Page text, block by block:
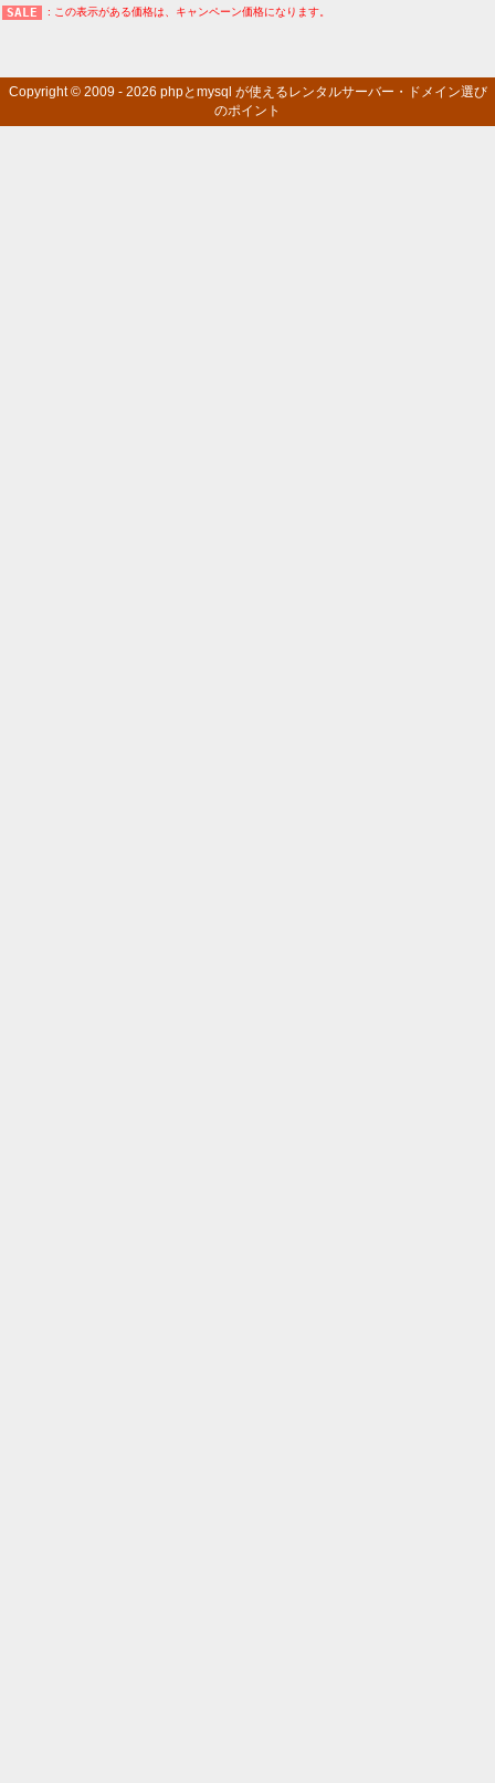
: この表示がある価格は、キャンペーン価格になります。
Copyright © 2009 - 2026 phpとmysql が使えるレンタルサーバー・ドメイン選び
のポイント